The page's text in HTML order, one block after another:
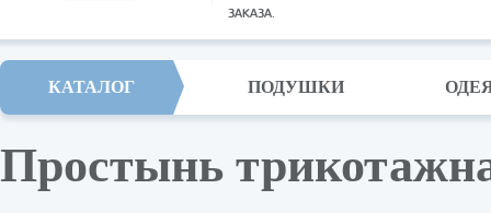
ЗАКАЗА.
КАТАЛОГ ПОДУШКИ
Простынь